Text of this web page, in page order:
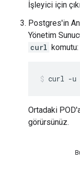
İşleyici için
Postgres'in
Yönetim
curl komutu:
curl -u
Ortadaki
görürsünüz.